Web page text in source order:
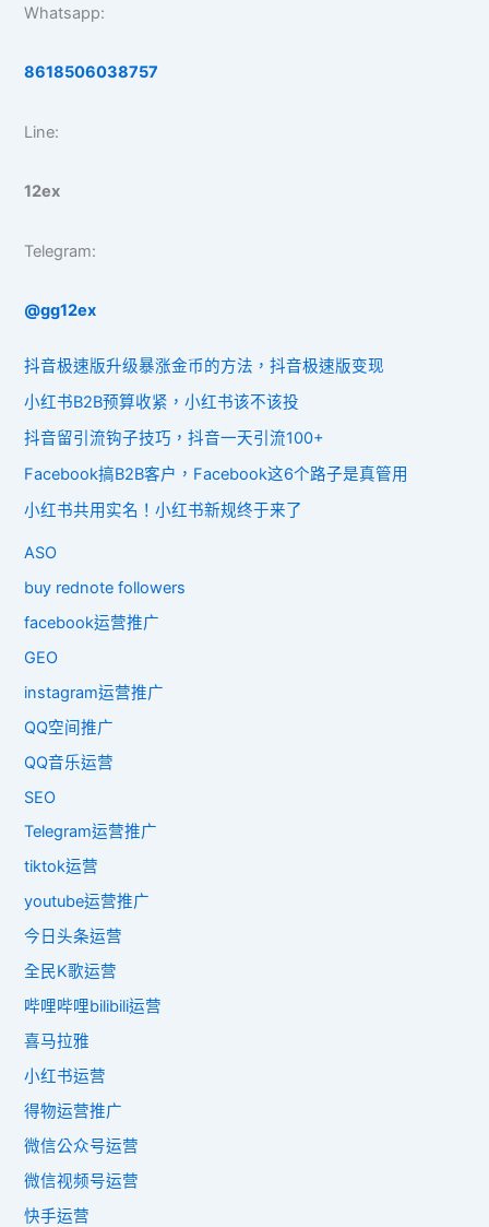
Whatsapp:
8618506038757
Line:
12ex
Telegram:
@gg12ex
抖音极速版升级暴涨金币的方法，抖音极速版变现
小红书B2B预算收紧，小红书该不该投
抖音留引流钩子技巧，抖音一天引流100+
Facebook搞B2B客户，Facebook这6个路子是真管用
小红书共用实名！小红书新规终于来了
ASO
buy rednote followers
facebook运营推广
GEO
instagram运营推广
QQ空间推广
QQ音乐运营
SEO
Telegram运营推广
tiktok运营
youtube运营推广
今日头条运营
全民K歌运营
哔哩哔哩bilibili运营
喜马拉雅
小红书运营
得物运营推广
微信公众号运营
微信视频号运营
快手运营